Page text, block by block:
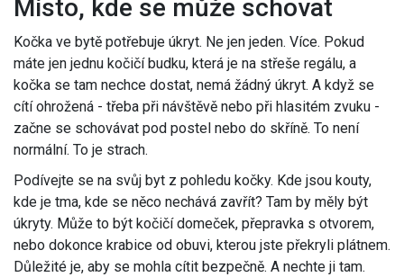
Místo, kde se může schovat
Kočka ve bytě potřebuje úkryt. Ne jen jeden. Více. Pokud
máte jen jednu kočičí budku, která je na střeše regálu, a
kočka se tam nechce dostat, nemá žádný úkryt. A když se
cítí ohrožená - třeba při návštěvě nebo při hlasitém zvuku -
začne se schovávat pod postel nebo do skříně. To není
normální. To je strach.
Podívejte se na svůj byt z pohledu kočky. Kde jsou kouty,
kde je tma, kde se něco nechává zavřít? Tam by měly být
úkryty. Může to být kočičí domeček, přepravka s otvorem,
nebo dokonce krabice od obuvi, kterou jste překryli plátnem.
Důležité je, aby se mohla cítit bezpečně. A nechte ji tam.